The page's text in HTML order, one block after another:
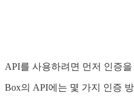
API를 사용하려면 먼저 인증
Box의 API에는 몇 가지 인증